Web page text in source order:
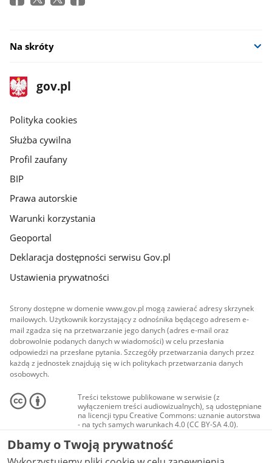
Na skróty
stopka
gov.pl
Strona
gov.pl
gov.pl
Polityka cookies
Służba cywilna
Profil zaufany
BIP
Prawa autorskie
Warunki korzystania
Geoportal
Deklaracja dostępności serwisu Gov.pl
Ustawienia prywatności
Strony dostępne w domenie www.gov.pl mogą zawierać adresy skrzynek
mailowych. Użytkownik korzystający z odnośnika będącego adresem e-
mail zgadza się na przetwarzanie jego danych (adres e-mail oraz
dobrowolnie podanych danych w wiadomości) w celu przesłania
odpowiedzi na przesłane pytania. Szczegóły przetwarzania danych przez
każdą z jednostek znajdują się w ich politykach przetwarzania danych
osobowych.
Treści tekstowe publikowane w serwisie (z
wyłączeniem treści audiowizualnych), są udostępniane
na licencji typu Creative Commons: uznanie autorstwa
- na tych samych warunkach 4.0 (CC BY-SA 4.0).
Materiały audiowizualne, w tym zdjęcia, materiały
audio i wideo, są udostępniane na licencji typu
Creative Commons: uznanie autorstwa użycie
niekomercyjne - bez utworów zależnych 4.0 (CC BY-
Dbamy o Twoją prywatność